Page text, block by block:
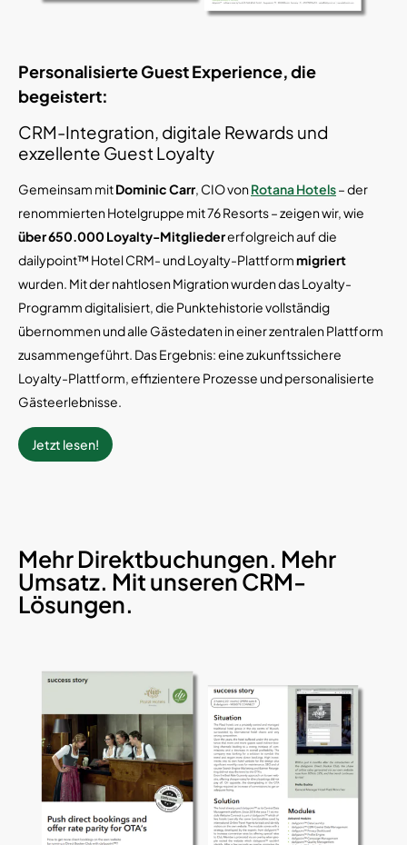
Personalisierte Guest Experience, die
begeistert:
CRM-Integration, digitale Rewards und
exzellente Guest Loyalty
Gemeinsam mitDominic Carr , CIO vonRotana Hotels– der
renommierten Hotelgruppe mit 76 Resorts – zeigen wir, wie
über 650.000 Loyalty-Mitgliedererfolgreich auf die
dailypoint™ Hotel CRM- und Loyalty-Plattformmigriert
wurden. Mit der nahtlosen Migration wurden das Loyalty-
Programm digitalisiert, die Punktehistorie vollständig
übernommen und alle Gästedaten in einer zentralen Plattform
zusammengeführt. Das Ergebnis: eine zukunftssichere
Loyalty-Plattform, effizientere Prozesse und personalisierte
Gästeerlebnisse.
Jetzt lesen!
Mehr Direktbuchungen. Mehr
Umsatz. Mit unseren CRM-
Lösungen.